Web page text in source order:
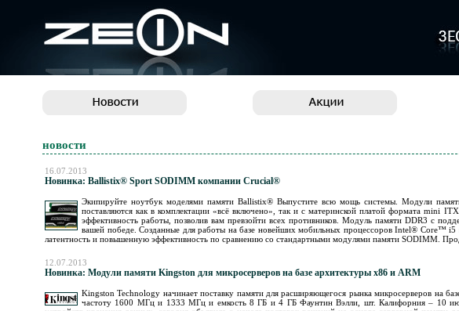
новости
16.07.2013
Новинка: Ballistix® Sport SODIMM компании Crucial®
Экипируйте ноутбук моделями памяти Ballistix® Выпустите всю мощь системы. Модули
поставляются как в комплектации «всё включено», так и с материнской платой формата
эффективность работы, позволив вам превзойти всех противников. Модуль памяти DDR3 с
вашей победе. Созданные для работы на базе новейших мобильных процессоров Intel® Core™
латентность и повышенную эффективность по сравнению со стандартными модулями памяти SODIMM.
12.07.2013
Новинка: Модули памяти Kingston для микросерверов на базе архитектуры x86 и ARM
Kingston Technology начинает поставку памяти для расширяющегося рынка микросерверов
частоту 1600 МГц и 1333 МГц и емкость 8 ГБ и 4 ГБ Фаунтин Вэлли, шт. Калифорния – 10